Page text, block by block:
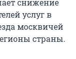
снижение
услуг в
москвичей
страны.